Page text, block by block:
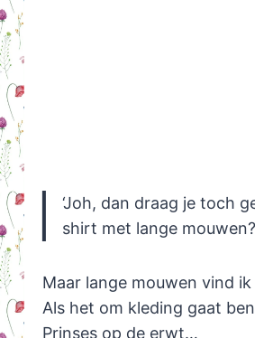
‘Joh, dan draag je toch
shirt met lange
Maar lange mouwen vind ik
Als het om kleding gaat
Prinses op de erwt…